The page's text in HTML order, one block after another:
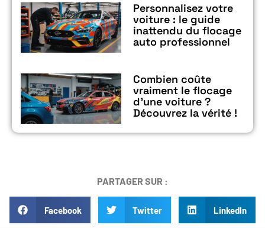
Personnalisez votre
voiture : le guide
inattendu du flocage
auto professionnel
Combien coûte
vraiment le flocage
d’une voiture ?
Découvrez la vérité !
PARTAGER SUR :
Facebook Twitter LinkedIn